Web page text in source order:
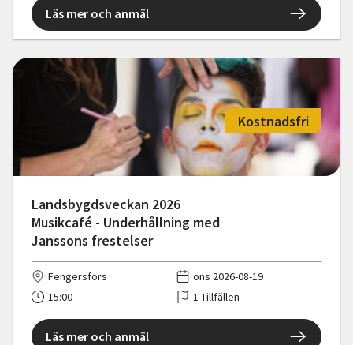
Läs mer och anmäl
Landsbygdsveckan 2026
Musikcafé - Underhållning med
Janssons frestelser
Kostnadsfri
Fengersfors
ons 2026-08-19
15:00
1 Tillfällen
Läs mer och anmäl